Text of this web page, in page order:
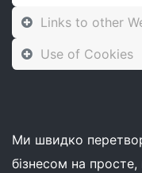
Links to other
Use of Cookies
Ми швидко
бізнесом на просте,